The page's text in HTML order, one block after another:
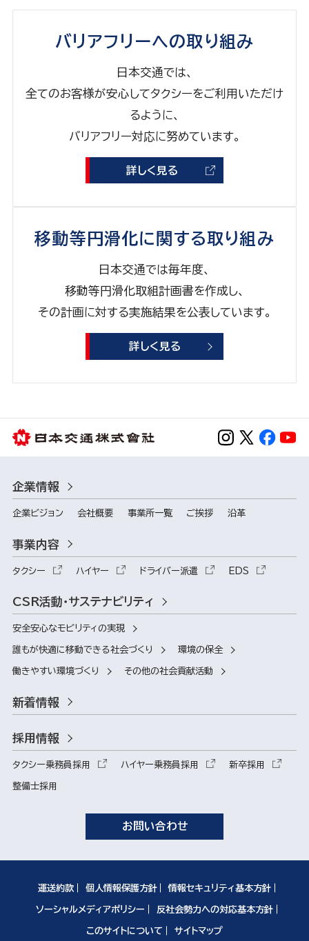
バリアフリーへの取り組み
日本交通では、
全てのお客様が安心してタクシーをご利用いただけ
るように、
バリアフリー対応に努めています。
詳しく見る
移動等円滑化に関する取り組み
日本交通では毎年度、
移動等円滑化取組計画書を作成し、
その計画に対する実施結果を公表しています。
詳しく見る
企業情報
企業ビジョン 会社概要 事業所一覧 ご挨拶 沿革
事業内容
タクシー ハイヤー ドライバー派遣 EDS
CSR活動・サステナビリティ
安全安心なモビリティの実現
誰もが快適に移動できる社会づくり 環境の保全
働きやすい環境づくり その他の社会貢献活動
新着情報
採用情報
タクシー乗務員採用 ハイヤー乗務員採用 新卒採用
整備士採用
お問い合わせ
運送約款 個人情報保護方針 情報セキュリティ基本方針
ソーシャルメディアポリシー 反社会勢力への対応基本方針
このサイトについて サイトマップ